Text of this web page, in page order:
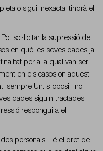
o sigui inexacta, tindrà el
sol·licitar la supressió de
en què les seves dades ja
per a la qual van ser
en els casos on aquest
sempre Un. s'oposi i no
dades siguin tractades
respongui a el
personals. Té el dret de